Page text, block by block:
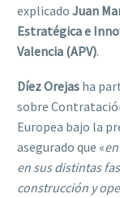
explicado Juan
Estratégica e
Valencia (APV).
Díez Orejas ha
sobre
Europea bajo la
asegurado que «
en sus distintas
construcción y